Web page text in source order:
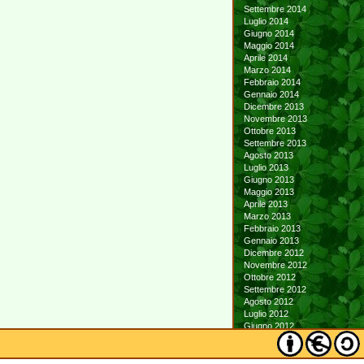
Settembre 2014
Luglio 2014
Giugno 2014
Maggio 2014
Aprile 2014
Marzo 2014
Febbraio 2014
Gennaio 2014
Dicembre 2013
Novembre 2013
Ottobre 2013
Settembre 2013
Agosto 2013
Luglio 2013
Giugno 2013
Maggio 2013
Aprile 2013
Marzo 2013
Febbraio 2013
Gennaio 2013
Dicembre 2012
Novembre 2012
Ottobre 2012
Settembre 2012
Agosto 2012
Luglio 2012
Giugno 2012
Maggio 2012
Aprile 2012